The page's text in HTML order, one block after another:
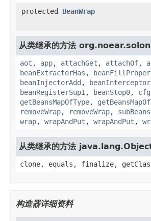
protected BeanWrap
从类继承的方法
aot , app, attachGet , attachOf,
beanExtractorHas ,
beanInjectorAdd ,
beanRegisterSupI , beanStop0, cfg
getBeansMapOfType,
removeWrap, removeWrap,
wrap, wrapAndPut , wrapAndPut ,
从类继承的方法
clone, equals, finalize,
构造器详细资料